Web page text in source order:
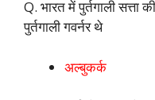
Q. भारत में पुर्तगाली सत्ता
पुर्तगाली गवर्नर थे
अल्बुकर्क